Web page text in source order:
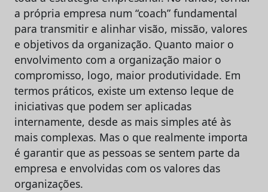
a própria empresa num “coach” fundamental
para transmitir e alinhar visão, missão, valores
e objetivos da organização. Quanto maior o
envolvimento com a organização maior o
compromisso, logo, maior produtividade. Em
termos práticos, existe um extenso leque de
iniciativas que podem ser aplicadas
internamente, desde as mais simples até às
mais complexas. Mas o que realmente importa
é garantir que as pessoas se sentem parte da
empresa e envolvidas com os valores das
organizações.